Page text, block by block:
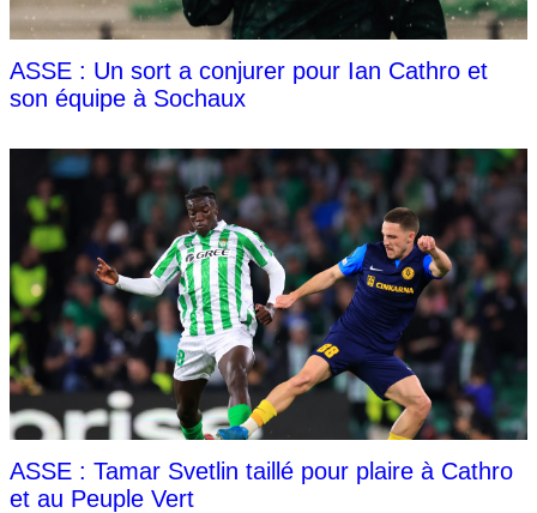
ASSE : Un sort a conjurer pour Ian Cathro et
son équipe à Sochaux
ASSE : Tamar Svetlin taillé pour plaire à Cathro
et au Peuple Vert